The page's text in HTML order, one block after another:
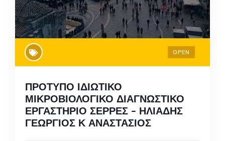
OPEN
ΠΡΟΤΥΠΟ ΙΔΙΩΤΙΚΟ
ΜΙΚΡΟΒΙΟΛΟΓΙΚΟ ΔΙΑΓΝΩΣΤΙΚΟ
ΕΡΓΑΣΤΗΡΙΟ ΣΕΡΡΕΣ – ΗΛΙΑΔΗΣ
ΓΕΩΡΓΙΟΣ Κ ΑΝΑΣΤΑΣΙΟΣ